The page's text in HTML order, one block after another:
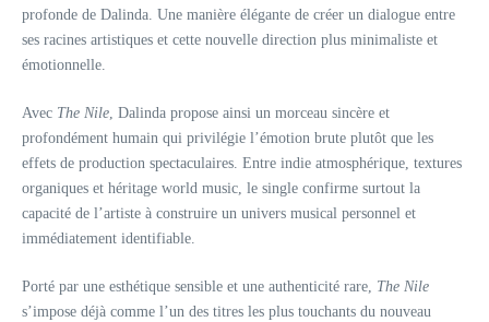
profonde de Dalinda. Une manière élégante de créer un dialogue entre
ses racines artistiques et cette nouvelle direction plus minimaliste et
émotionnelle.
Avec The Nile, Dalinda propose ainsi un morceau sincère et
profondément humain qui privilégie l’émotion brute plutôt que les
effets de production spectaculaires. Entre indie atmosphérique, textures
organiques et héritage world music, le single confirme surtout la
capacité de l’artiste à construire un univers musical personnel et
immédiatement identifiable.
Porté par une esthétique sensible et une authenticité rare, The Nile
s’impose déjà comme l’un des titres les plus touchants du nouveau